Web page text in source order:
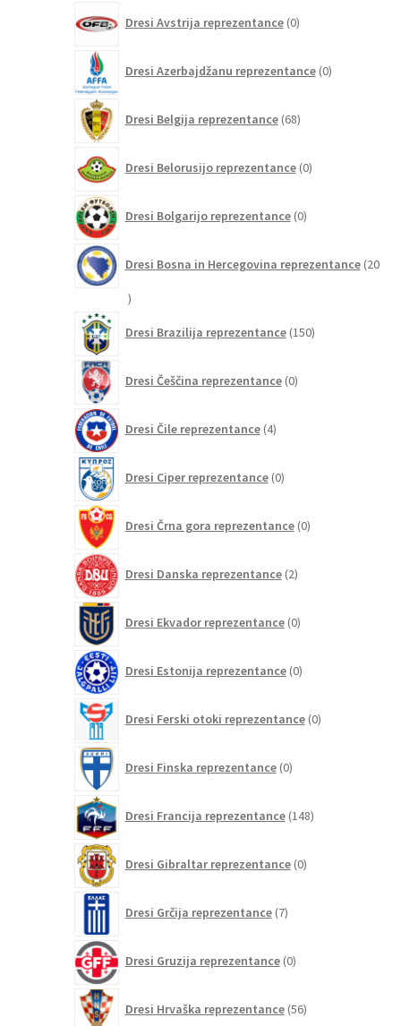
Dresi Avstrija reprezentance 0izdelkov
Dresi Azerbajdžanu reprezentance 0izdelkov
Dresi Belgija reprezentance 68izdelkov
Dresi Belorusijo reprezentance 0izdelkov
Dresi Bolgarijo reprezentance 0izdelkov
Dresi Bosna in Hercegovina reprezentance 20
20
Dresi Brazilija reprezentance 150izdelkov
Dresi Češčina reprezentance 0izdelkov
Dresi Čile reprezentance 4izdelki
Dresi Ciper reprezentance 0izdelkov
Dresi Črna gora reprezentance 0izdelkov
Dresi Danska reprezentance 2izdelka
Dresi Ekvador reprezentance 0izdelkov
Dresi Estonija reprezentance 0izdelkov
Dresi Ferski otoki reprezentance 0izdelkov
Dresi Finska reprezentance 0izdelkov
Dresi Francija reprezentance 148izdelkov
Dresi Gibraltar reprezentance 0izdelkov
Dresi Grčija reprezentance 7izdelkov
Dresi Gruzija reprezentance 0izdelkov
Dresi Hrvaška reprezentance 56izdelkov